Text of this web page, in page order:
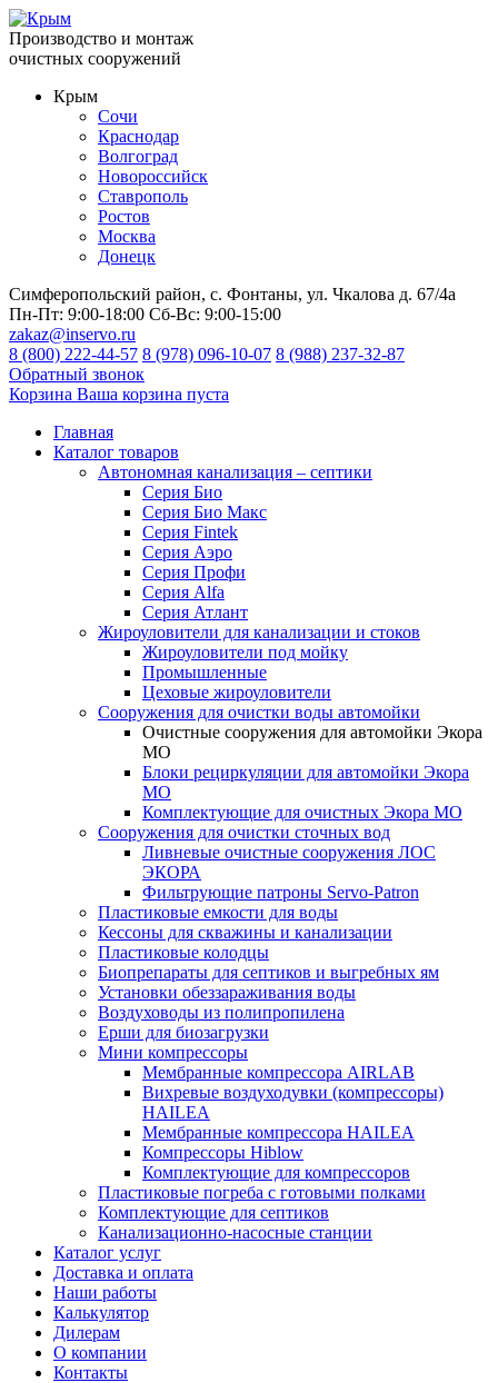
Производство и монтаж
очистных сооружений
Крым
Сочи
Краснодар
Волгоград
Новороссийск
Ставрополь
Ростов
Москва
Донецк
Симферопольский район, с. Фонтаны, ул. Чкалова д. 67/4а
Пн-Пт: 9:00-18:00 Сб-Вс: 9:00-15:00
zakaz@inservo.ru
8 (800) 222-44-57 8 (978) 096-10-07 8 (988) 237-32-87
Обратный звонок
Корзина Ваша корзина пуста
Главная
Каталог товаров
Автономная канализация – септики
Серия Био
Серия Био Макс
Серия Fintek
Серия Аэро
Серия Профи
Серия Alfa
Серия Атлант
Жироуловители для канализации и стоков
Жироуловители под мойку
Промышленные
Цеховые жироуловители
Сооружения для очистки воды автомойки
Очистные сооружения для автомойки Экора
МО
Блоки рециркуляции для автомойки Экора
МО
Комплектующие для очистных Экора МО
Сооружения для очистки сточных вод
Ливневые очистные сооружения ЛОС
ЭКОРА
Фильтрующие патроны Servo-Patron
Пластиковые емкости для воды
Кессоны для скважины и канализации
Пластиковые колодцы
Биопрепараты для септиков и выгребных ям
Установки обеззараживания воды
Воздуховоды из полипропилена
Ерши для биозагрузки
Мини компрессоры
Мембранные компрессора AIRLAB
Вихревые воздуходувки (компрессоры)
HAILEA
Мембранные компрессора HAILEA
Компрессоры Hiblow
Комплектующие для компрессоров
Пластиковые погреба с готовыми полками
Комплектующие для септиков
Канализационно-насосные станции
Каталог услуг
Доставка и оплата
Наши работы
Калькулятор
Дилерам
О компании
Контакты